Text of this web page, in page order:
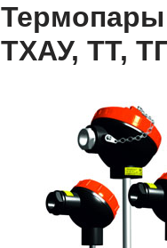
ТХАУ, ТТ,